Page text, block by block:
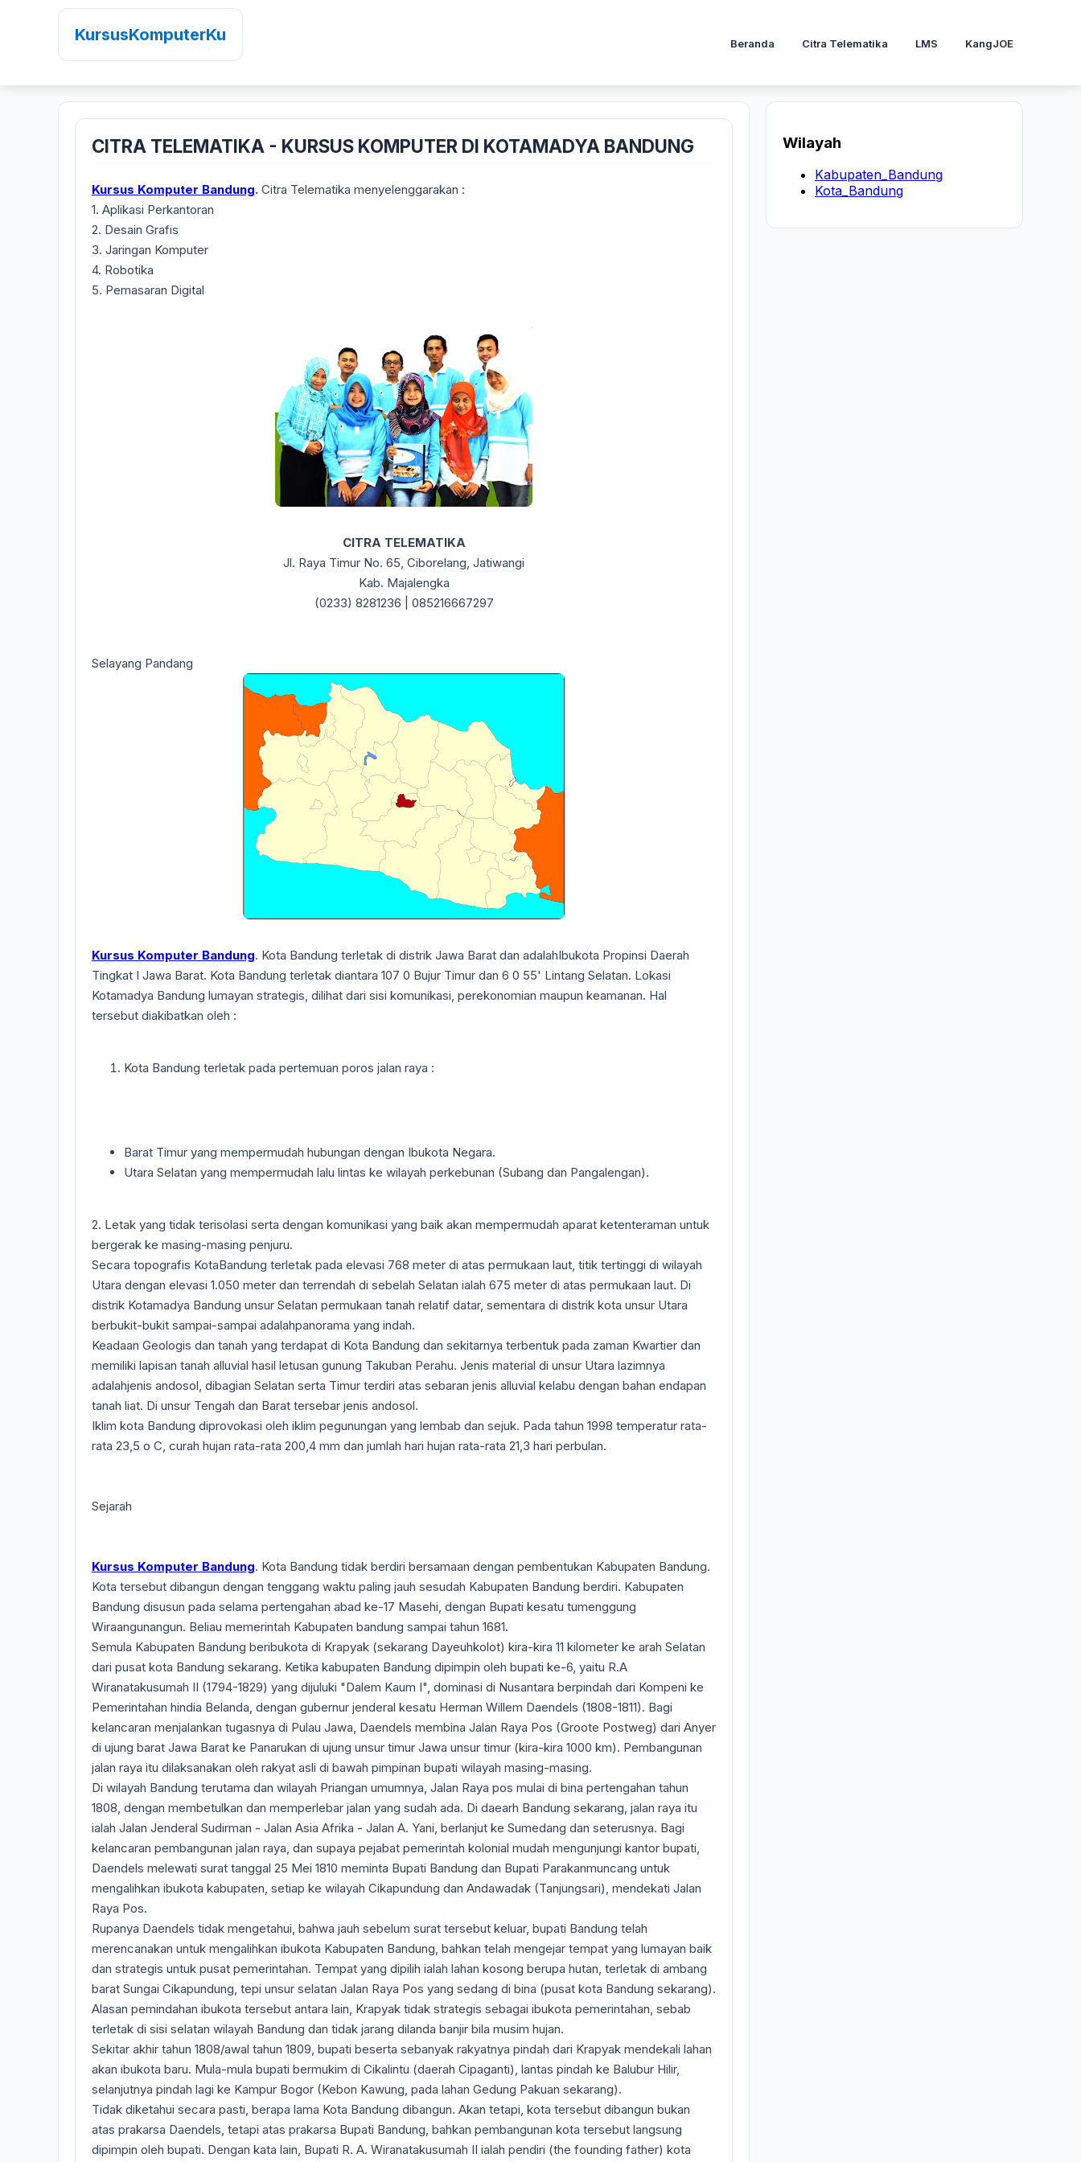
KursusKomputerKu Beranda Citra Telematika LMS KangJOE
CITRA TELEMATIKA - KURSUS KOMPUTER DI KOTAMADYA BANDUNG
Kursus Komputer Bandung. Citra Telematika menyelenggarakan :
1. Aplikasi Perkantoran
2. Desain Grafis
3. Jaringan Komputer
4. Robotika
5. Pemasaran Digital
CITRA TELEMATIKA
Jl. Raya Timur No. 65, Ciborelang, Jatiwangi
Kab. Majalengka
(0233) 8281236 | 085216667297
Selayang Pandang
Kursus Komputer Bandung. Kota Bandung terletak di distrik Jawa Barat dan adalahIbukota Propinsi Daerah
Tingkat I Jawa Barat. Kota Bandung terletak diantara 107 0 Bujur Timur dan 6 0 55' Lintang Selatan. Lokasi
Kotamadya Bandung lumayan strategis, dilihat dari sisi komunikasi, perekonomian maupun keamanan. Hal
tersebut diakibatkan oleh :
Kota Bandung terletak pada pertemuan poros jalan raya :
Barat Timur yang mempermudah hubungan dengan Ibukota Negara.
Utara Selatan yang mempermudah lalu lintas ke wilayah perkebunan (Subang dan Pangalengan).
2. Letak yang tidak terisolasi serta dengan komunikasi yang baik akan mempermudah aparat ketenteraman untuk
bergerak ke masing-masing penjuru.
Secara topografis KotaBandung terletak pada elevasi 768 meter di atas permukaan laut, titik tertinggi di wilayah
Utara dengan elevasi 1.050 meter dan terrendah di sebelah Selatan ialah 675 meter di atas permukaan laut. Di
distrik Kotamadya Bandung unsur Selatan permukaan tanah relatif datar, sementara di distrik kota unsur Utara
berbukit-bukit sampai-sampai adalahpanorama yang indah.
Keadaan Geologis dan tanah yang terdapat di Kota Bandung dan sekitarnya terbentuk pada zaman Kwartier dan
memiliki lapisan tanah alluvial hasil letusan gunung Takuban Perahu. Jenis material di unsur Utara lazimnya
adalahjenis andosol, dibagian Selatan serta Timur terdiri atas sebaran jenis alluvial kelabu dengan bahan endapan
tanah liat. Di unsur Tengah dan Barat tersebar jenis andosol.
Iklim kota Bandung diprovokasi oleh iklim pegunungan yang lembab dan sejuk. Pada tahun 1998 temperatur rata-
rata 23,5 o C, curah hujan rata-rata 200,4 mm dan jumlah hari hujan rata-rata 21,3 hari perbulan.
Sejarah
Kursus Komputer Bandung. Kota Bandung tidak berdiri bersamaan dengan pembentukan Kabupaten Bandung.
Kota tersebut dibangun dengan tenggang waktu paling jauh sesudah Kabupaten Bandung berdiri. Kabupaten
Bandung disusun pada selama pertengahan abad ke-17 Masehi, dengan Bupati kesatu tumenggung
Wiraangunangun. Beliau memerintah Kabupaten bandung sampai tahun 1681.
Semula Kabupaten Bandung beribukota di Krapyak (sekarang Dayeuhkolot) kira-kira 11 kilometer ke arah Selatan
dari pusat kota Bandung sekarang. Ketika kabupaten Bandung dipimpin oleh bupati ke-6, yaitu R.A
Wiranatakusumah II (1794-1829) yang dijuluki "Dalem Kaum I", dominasi di Nusantara berpindah dari Kompeni ke
Pemerintahan hindia Belanda, dengan gubernur jenderal kesatu Herman Willem Daendels (1808-1811). Bagi
kelancaran menjalankan tugasnya di Pulau Jawa, Daendels membina Jalan Raya Pos (Groote Postweg) dari Anyer
di ujung barat Jawa Barat ke Panarukan di ujung unsur timur Jawa unsur timur (kira-kira 1000 km). Pembangunan
jalan raya itu dilaksanakan oleh rakyat asli di bawah pimpinan bupati wilayah masing-masing.
Di wilayah Bandung terutama dan wilayah Priangan umumnya, Jalan Raya pos mulai di bina pertengahan tahun
1808, dengan membetulkan dan memperlebar jalan yang sudah ada. Di daearh Bandung sekarang, jalan raya itu
ialah Jalan Jenderal Sudirman - Jalan Asia Afrika - Jalan A. Yani, berlanjut ke Sumedang dan seterusnya. Bagi
kelancaran pembangunan jalan raya, dan supaya pejabat pemerintah kolonial mudah mengunjungi kantor bupati,
Daendels melewati surat tanggal 25 Mei 1810 meminta Bupati Bandung dan Bupati Parakanmuncang untuk
mengalihkan ibukota kabupaten, setiap ke wilayah Cikapundung dan Andawadak (Tanjungsari), mendekati Jalan
Raya Pos.
Rupanya Daendels tidak mengetahui, bahwa jauh sebelum surat tersebut keluar, bupati Bandung telah
merencanakan untuk mengalihkan ibukota Kabupaten Bandung, bahkan telah mengejar tempat yang lumayan baik
dan strategis untuk pusat pemerintahan. Tempat yang dipilih ialah lahan kosong berupa hutan, terletak di ambang
barat Sungai Cikapundung, tepi unsur selatan Jalan Raya Pos yang sedang di bina (pusat kota Bandung sekarang).
Alasan pemindahan ibukota tersebut antara lain, Krapyak tidak strategis sebagai ibukota pemerintahan, sebab
terletak di sisi selatan wilayah Bandung dan tidak jarang dilanda banjir bila musim hujan.
Sekitar akhir tahun 1808/awal tahun 1809, bupati beserta sebanyak rakyatnya pindah dari Krapyak mendekali lahan
akan ibukota baru. Mula-mula bupati bermukim di Cikalintu (daerah Cipaganti), lantas pindah ke Balubur Hilir,
selanjutnya pindah lagi ke Kampur Bogor (Kebon Kawung, pada lahan Gedung Pakuan sekarang).
Tidak diketahui secara pasti, berapa lama Kota Bandung dibangun. Akan tetapi, kota tersebut dibangun bukan
atas prakarsa Daendels, tetapi atas prakarsa Bupati Bandung, bahkan pembangunan kota tersebut langsung
dipimpin oleh bupati. Dengan kata lain, Bupati R. A. Wiranatakusumah II ialah pendiri (the founding father) kota
Wilayah
Kabupaten_Bandung
Kota_Bandung